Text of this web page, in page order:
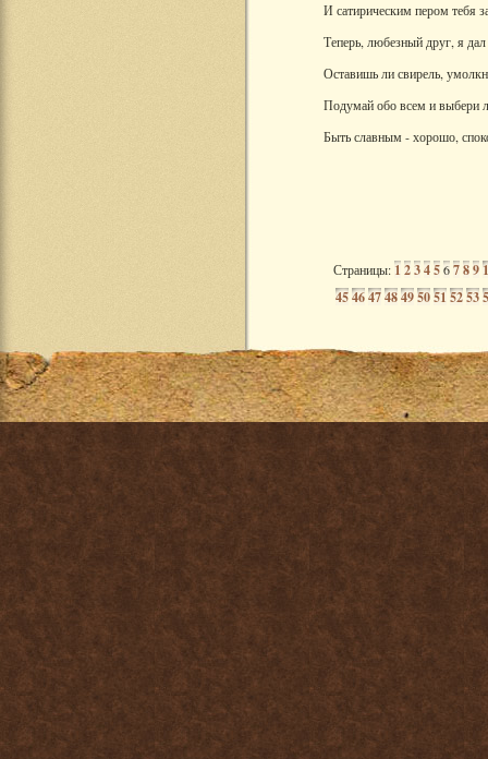
И сатирическим пером тебя
Теперь, любезный друг, я дал
Оставишь ли свирель,
Подумай обо всем и выбери
Быть славным - хорошо,
Страницы:1 23456789
454647484950515253